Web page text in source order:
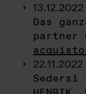
13.12.2022
Das
partner
22.11.2022
Sedersi